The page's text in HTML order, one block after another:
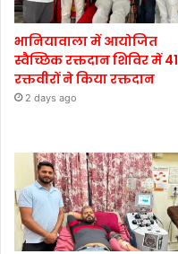
भानियावाला में आयोजित
स्वैच्छिक रक्तदान शिविर में 41
रक्तवीरों ने किया रक्तदान
2 days ago